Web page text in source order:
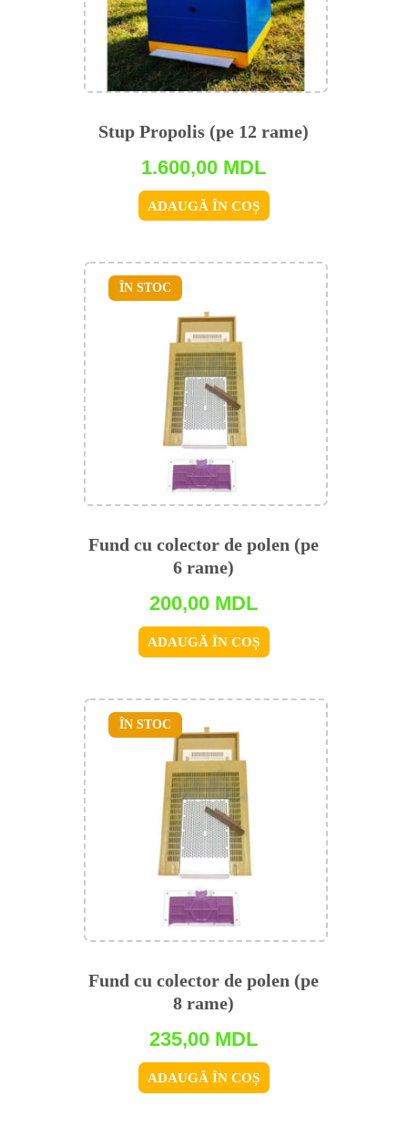
Stup Propolis (pe 12 rame)
1.600,00 MDL
ADAUGĂ ÎN COȘ
Fund cu colector de polen (pe
6 rame)
200,00 MDL
ADAUGĂ ÎN COȘ
ÎN STOC
Fund cu colector de polen (pe
8 rame)
235,00 MDL
ADAUGĂ ÎN COȘ
ÎN STOC